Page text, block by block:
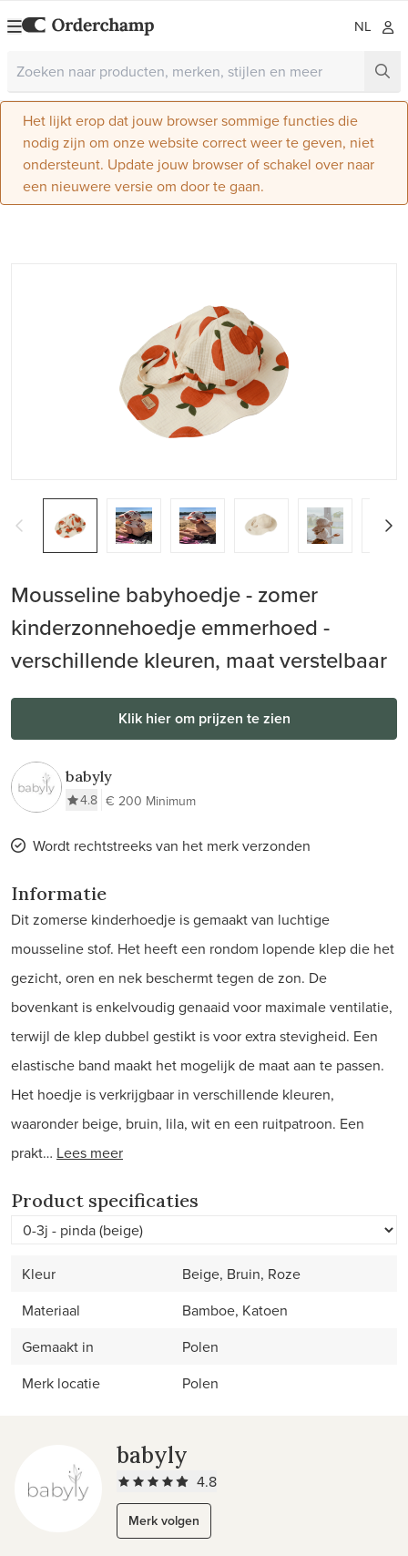
NL
Het lijkt erop dat jouw browser sommige functies die
nodig zijn om onze website correct weer te geven, niet
ondersteunt. Update jouw browser of schakel over naar
een nieuwere versie om door te gaan.
Mousseline babyhoedje - zomer
kinderzonnehoedje emmerhoed -
verschillende kleuren, maat verstelbaar
Klik hier om prijzen te zien
babyly
4.8 € 200 Minimum
Wordt rechtstreeks van het merk verzonden
Informatie
Dit zomerse kinderhoedje is gemaakt van luchtige
mousseline stof. Het heeft een rondom lopende klep die het
gezicht, oren en nek beschermt tegen de zon. De
bovenkant is enkelvoudig genaaid voor maximale ventilatie,
terwijl de klep dubbel gestikt is voor extra stevigheid. Een
elastische band maakt het mogelijk de maat aan te passen.
Het hoedje is verkrijgbaar in verschillende kleuren,
waaronder beige, bruin, lila, wit en een ruitpatroon. Een
prakt… Lees meer
Product specificaties
Kleur
Beige, Bruin, Roze
Materiaal
Bamboe, Katoen
Gemaakt in
Polen
Merk locatie
Polen
babyly
4.8
Merk volgen